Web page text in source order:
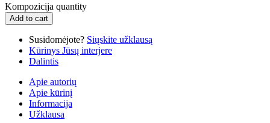
Kompozicija quantity
Add to cart
Susidomėjote? Siųskite užklausą
Kūrinys Jūsų interjere
Dalintis
Apie autorių
Apie kūrinį
Informacija
Užklausa